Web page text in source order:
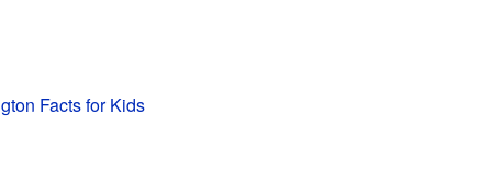
Facts for Kids